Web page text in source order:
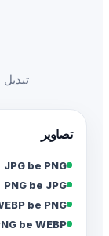
تصاویر
JPG be PNG
PNG be JPG
be PNG
be WEBP